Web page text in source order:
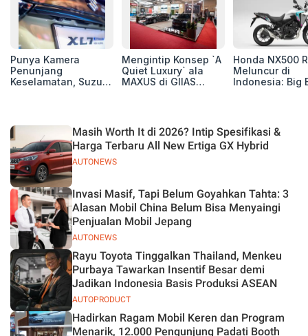
Punya Kamera
Penunjang
Keselamatan, Suzuki
Mengintip Konsep `A
Quiet Luxury` ala
MAXUS di GIIAS
Honda NX500
Meluncur di
Indonesia: Big
Juta
AUTONEWS
Masih Worth It di 2026? Intip Spesifikasi &
Harga Terbaru All New Ertiga GX Hybrid
AUTONEWS
Invasi Masif, Tapi Belum Goyahkan Tahta: 3
Alasan Mobil China Belum Bisa Menyaingi
Penjualan Mobil Jepang
AUTOPRODUCT
Rayu Toyota Tinggalkan Thailand, Menkeu
Purbaya Tawarkan Insentif Besar demi
Jadikan Indonesia Basis Produksi ASEAN
Hadirkan Ragam Mobil Keren dan Program
Menarik, 12.000 Pengunjung Padati Booth